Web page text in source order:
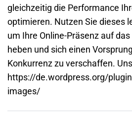
gleichzeitig die Performance
optimieren. Nutzen Sie dieses
um Ihre Online-Präsenz auf
heben und sich einen
Konkurrenz zu verschaffen.
https://de.wordpress.org/
images/